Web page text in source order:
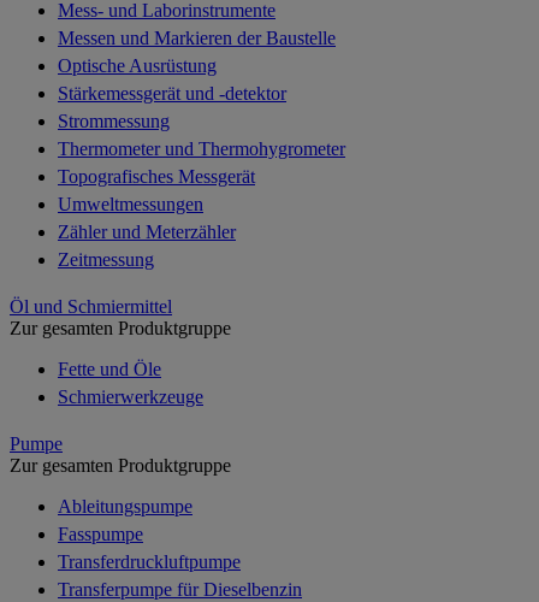
Mess- und Laborinstrumente
Messen und Markieren der Baustelle
Optische Ausrüstung
Stärkemessgerät und -detektor
Strommessung
Thermometer und Thermohygrometer
Topografisches Messgerät
Umweltmessungen
Zähler und Meterzähler
Zeitmessung
Öl und Schmiermittel
Zur gesamten Produktgruppe
Fette und Öle
Schmierwerkzeuge
Pumpe
Zur gesamten Produktgruppe
Ableitungspumpe
Fasspumpe
Transferdruckluftpumpe
Transferpumpe für Dieselbenzin